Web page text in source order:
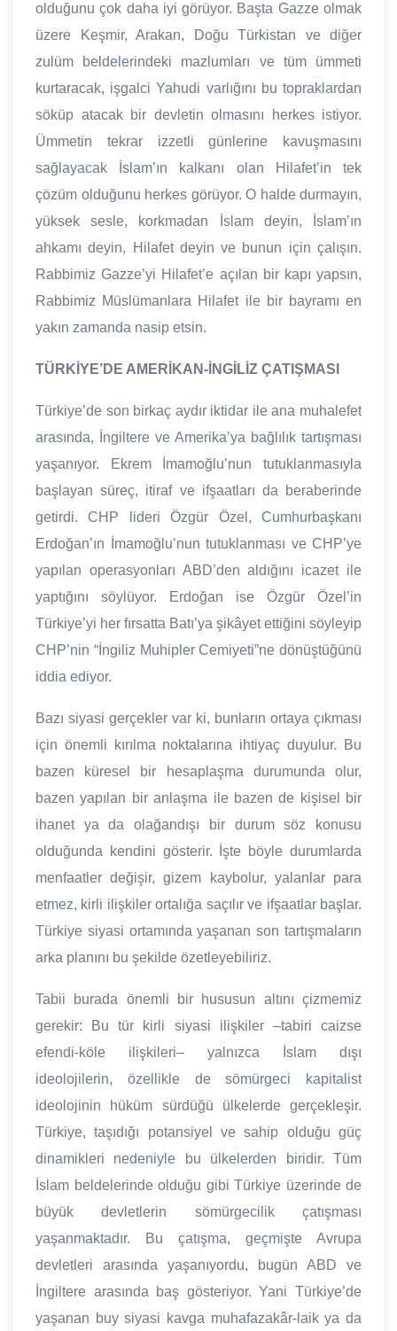
olduğunu çok daha iyi görüyor. Başta Gazze olmak
üzere Keşmir, Arakan, Doğu Türkistan ve diğer
zulüm beldelerindeki mazlumları ve tüm ümmeti
kurtaracak, işgalci Yahudi varlığını bu topraklardan
söküp atacak bir devletin olmasını herkes istiyor.
Ümmetin tekrar izzetli günlerine kavuşmasını
sağlayacak İslam’ın kalkanı olan Hilafet’in tek
çözüm olduğunu herkes görüyor. O halde durmayın,
yüksek sesle, korkmadan İslam deyin, İslam’ın
ahkamı deyin, Hilafet deyin ve bunun için çalışın.
Rabbimiz Gazze’yi Hilafet’e açılan bir kapı yapsın,
Rabbimiz Müslümanlara Hilafet ile bir bayramı en
yakın zamanda nasip etsin.
TÜRKİYE’DE AMERİKAN-İNGİLİZ ÇATIŞMASI
Türkiye’de son birkaç aydır iktidar ile ana muhalefet
arasında, İngiltere ve Amerika’ya bağlılık tartışması
yaşanıyor. Ekrem İmamoğlu’nun tutuklanmasıyla
başlayan süreç, itiraf ve ifşaatları da beraberinde
getirdi. CHP lideri Özgür Özel, Cumhurbaşkanı
Erdoğan’ın İmamoğlu’nun tutuklanması ve CHP’ye
yapılan operasyonları ABD’den aldığını icazet ile
yaptığını söylüyor. Erdoğan ise Özgür Özel’in
Türkiye’yi her fırsatta Batı’ya şikâyet ettiğini söyleyip
CHP’nin “İngiliz Muhipler Cemiyeti”ne dönüştüğünü
iddia ediyor.
Bazı siyasi gerçekler var ki, bunların ortaya çıkması
için önemli kırılma noktalarına ihtiyaç duyulur. Bu
bazen küresel bir hesaplaşma durumunda olur,
bazen yapılan bir anlaşma ile bazen de kişisel bir
ihanet ya da olağandışı bir durum söz konusu
olduğunda kendini gösterir. İşte böyle durumlarda
menfaatler değişir, gizem kaybolur, yalanlar para
etmez, kirli ilişkiler ortalığa saçılır ve ifşaatlar başlar.
Türkiye siyasi ortamında yaşanan son tartışmaların
arka planını bu şekilde özetleyebiliriz.
Tabii burada önemli bir hususun altını çizmemiz
gerekir: Bu tür kirli siyasi ilişkiler –tabiri caizse
efendi-köle ilişkileri– yalnızca İslam dışı
ideolojilerin, özellikle de sömürgeci kapitalist
ideolojinin hüküm sürdüğü ülkelerde gerçekleşir.
Türkiye, taşıdığı potansiyel ve sahip olduğu güç
dinamikleri nedeniyle bu ülkelerden biridir. Tüm
İslam beldelerinde olduğu gibi Türkiye üzerinde de
büyük devletlerin sömürgecilik çatışması
yaşanmaktadır. Bu çatışma, geçmişte Avrupa
devletleri arasında yaşanıyordu, bugün ABD ve
İngiltere arasında baş gösteriyor. Yani Türkiye’de
yaşanan buy siyasi kavga muhafazakâr-laik ya da